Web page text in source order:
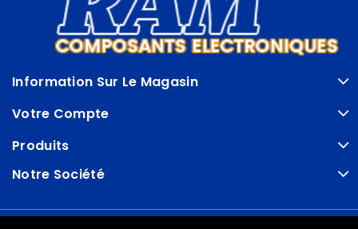
Information Sur Le Magasin
Votre Compte
Produits
Notre Société